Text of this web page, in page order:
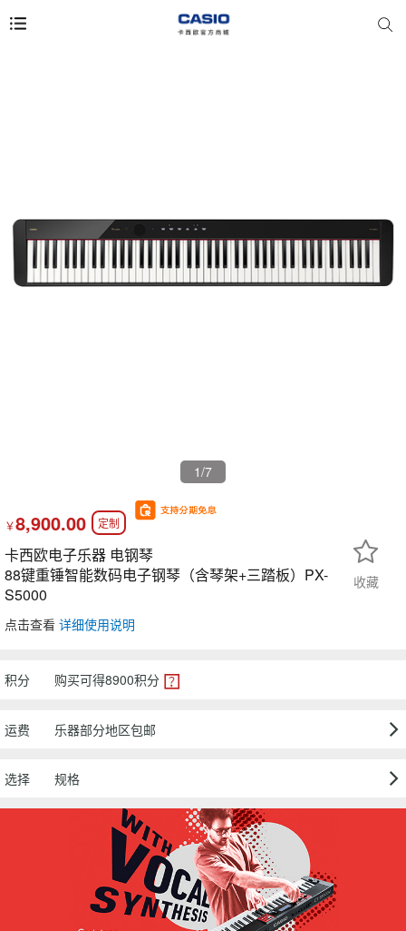
1/7
￥8,900.00 定制
卡西欧电子乐器 电钢琴
88键重锤智能数码电子钢琴（含琴架+三踏板）PX-
S5000
点击查看 详细使用说明
收藏
积分 购买可得8900积分
运费 乐器部分地区包邮
选择 规格